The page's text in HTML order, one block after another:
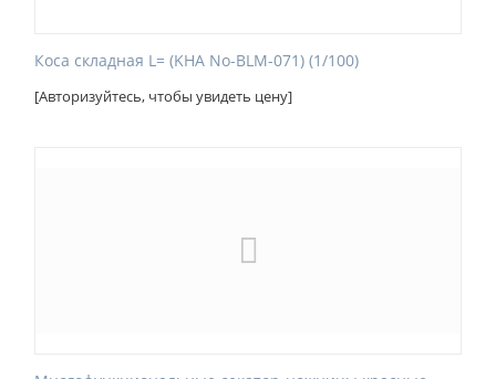
Коса складная L= (KHA No-BLM-071) (1/100)
[Авторизуйтесь, чтобы увидеть цену]